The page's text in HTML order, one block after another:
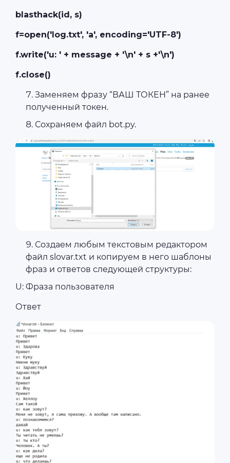
blasthack(id, s)
f=open('log.txt', 'a', encoding='UTF-8')
f.write('u: ' + message + '\n' + s +'\n')
f.close()
Заменяем фразу “ВАШ ТОКЕН” на ранее
полученный токен.
Сохраняем файл bot.py.
Создаем любым текстовым редактором
файл slovar.txt и копируем в него шаблоны
фраз и ответов следующей структуры:
U: Фраза пользователя
Ответ